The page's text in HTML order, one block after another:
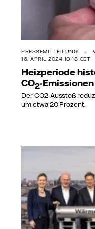
PRESSEMITTEILUNG
16. APRIL 2024 10:18 CET
Heizperiode
CO2-
Der CO2-Ausstoß
um etwa 20 Prozent.